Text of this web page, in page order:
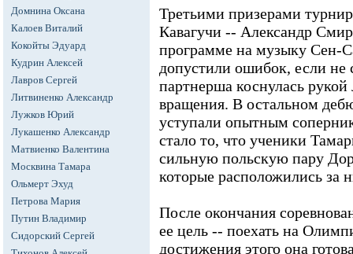
Домнина Оксана
Калоев Виталий
Кокойты Эдуард
Кудрин Алексей
Лавров Сергей
Литвиненко Александр
Лужков Юрий
Лукашенко Александр
Матвиенко Валентина
Москвина Тамара
Ольмерт Эхуд
Петрова Мария
Путин Владимир
Сидорский Сергей
Третьими призерами
Кавагучи -- Александр
программе на музыку Сен-
допустили ошибок, если не
партнерша коснулась
вращения. В остальном
уступали опытным
стало то, что ученики
сильную польскую пару
которые расположились за
После окончания
ее цель -- поехать на
достижения этого она